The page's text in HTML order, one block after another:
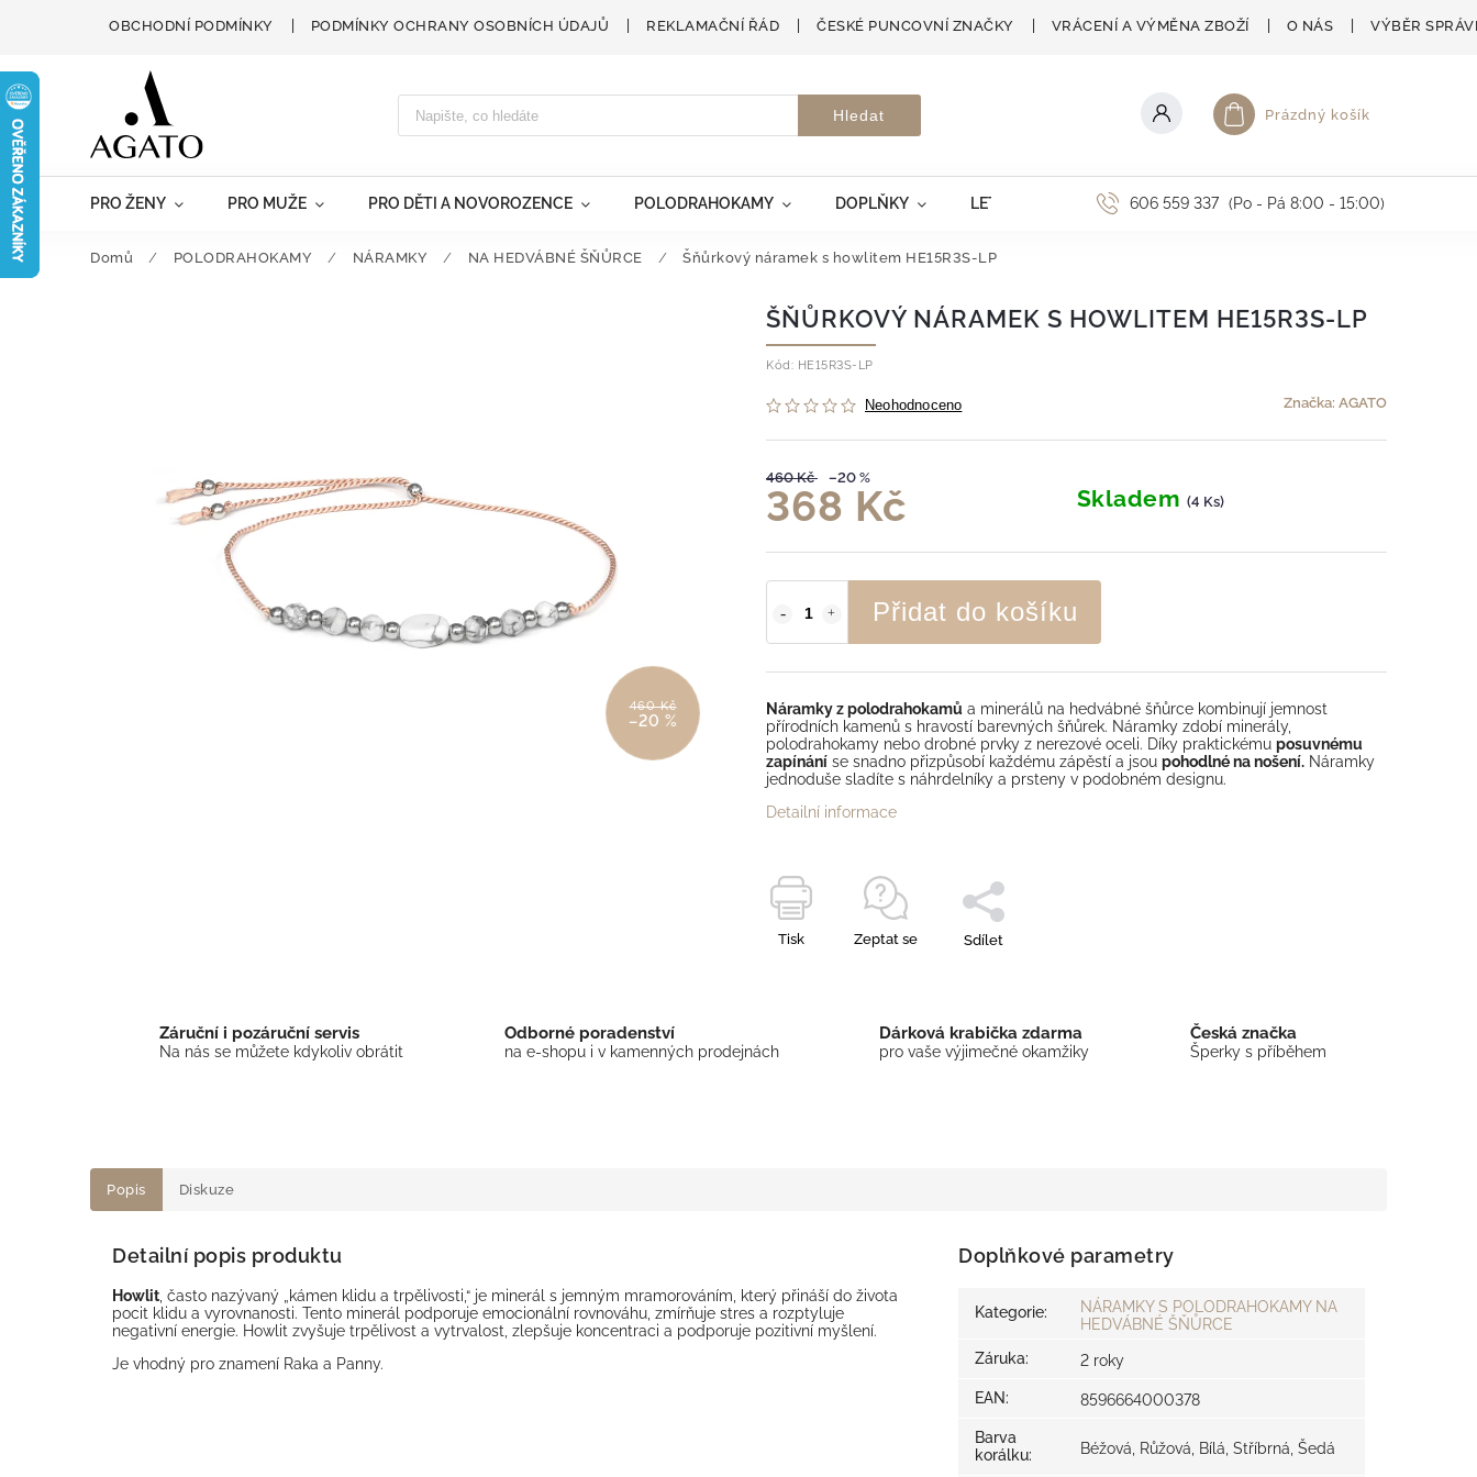
OBCHODNÍ PODMÍNKY PODMÍNKY OCHRANY OSOBNÍCH ÚDAJŮ REKLAMAČNÍ ŘÁD ČESKÉ PUNCOVNÍ ZNAČKY VRÁCENÍ A VÝMĚNA ZBOŽÍ O NÁS VÝBĚR
Hledat Nákupní košík
Prázdný košík
PRO ŽENY PRO MUŽE PRO DĚTI A NOVOROZENCE POLODRAHOKAMY DOPLŇKY LETNÍ AKCE 606 559 337 (Po - Pá 8:00 - 15:00)
Domů / POLODRAHOKAMY / NÁRAMKY / NA HEDVÁBNÉ ŠŇŮRCE / Šňůrkový náramek s howlitem HE15R3S-LP
460 Kč
–20 %
ŠŇŮRKOVÝ NÁRAMEK S HOWLITEM HE15R3S-LP
Kód: HE15R3S-LP
Neohodnoceno Značka: AGATO
460 Kč –20 %
368 Kč Skladem (4 Ks)
Přidat do košíku
Náramky z polodrahokamů a minerálů na hedvábné šňůrce kombinují jemnost
přírodních kamenů s hravostí barevných šňůrek. Náramky zdobí minerály,
polodrahokamy nebo drobné prvky z nerezové oceli. Díky praktickému posuvnému
zapínání se snadno přizpůsobí každému zápěstí a jsou pohodlné na nošení. Náramky
jednoduše sladíte s náhrdelníky a prsteny v podobném designu.
Detailní informace
Tisk Zeptat se Sdílet
Záruční i pozáruční servis
Na nás se můžete kdykoliv obrátit
Odborné poradenství
na e-shopu i v kamenných prodejnách
Dárková krabička zdarma
pro vaše výjimečné okamžiky
Česká značka
Šperky s příběhem
Popis Diskuze
Detailní popis produktu
Howlit, často nazývaný „kámen klidu a trpělivosti,“ je minerál s jemným mramorováním, který přináší do života
pocit klidu a vyrovnanosti. Tento minerál podporuje emocionální rovnováhu, zmírňuje stres a rozptyluje
negativní energie. Howlit zvyšuje trpělivost a vytrvalost, zlepšuje koncentraci a podporuje pozitivní myšlení.
Je vhodný pro znamení Raka a Panny.
Doplňkové parametry
Kategorie:
NÁRAMKY S POLODRAHOKAMY NA
HEDVÁBNÉ ŠŇŮRCE
Záruka: 2 roky
EAN: 8596664000378
Barva
korálku: Béžová, Růžová, Bílá, Stříbrná, Šedá